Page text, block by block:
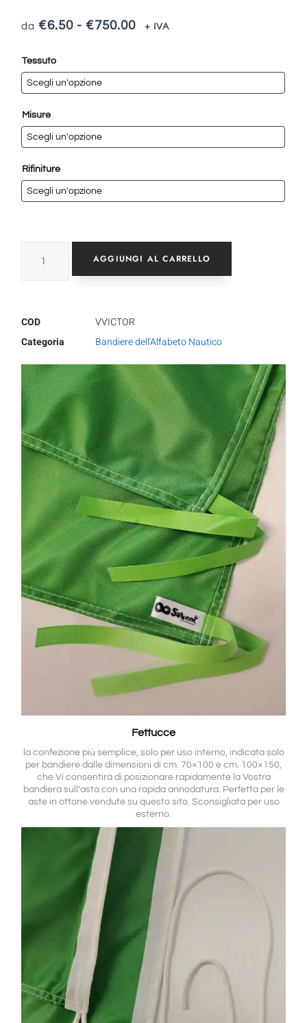
€6.50 - €750.00 + IVA
Tessuto
Misure
Rifiniture
AGGIUNGI AL CARRELLO
COD
VVICTOR
Categoria
Bandiere dell'Alfabeto Nautico
Fettucce
la confezione più semplice, solo per uso interno, indicata solo
per bandiere dalle dimensioni di cm. 70×100 e cm. 100×150,
che Vi consentirà di posizionare rapidamente la Vostra
bandiera sull’asta con una rapida annodatura. Perfetta per le
aste in ottone vendute su questo sito. Sconsigliata per uso
esterno.